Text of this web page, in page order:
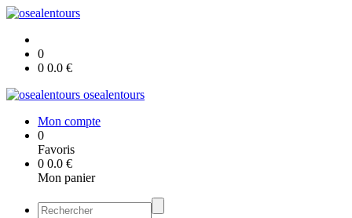
0
0 0.0 €
osealentours
Mon compte
0
Favoris
0 0.0 €
Mon panier